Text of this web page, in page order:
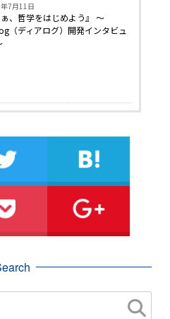
7月11日
ぁ、哲学をはじめよう』 〜
（ディアログ）開発インタビュ